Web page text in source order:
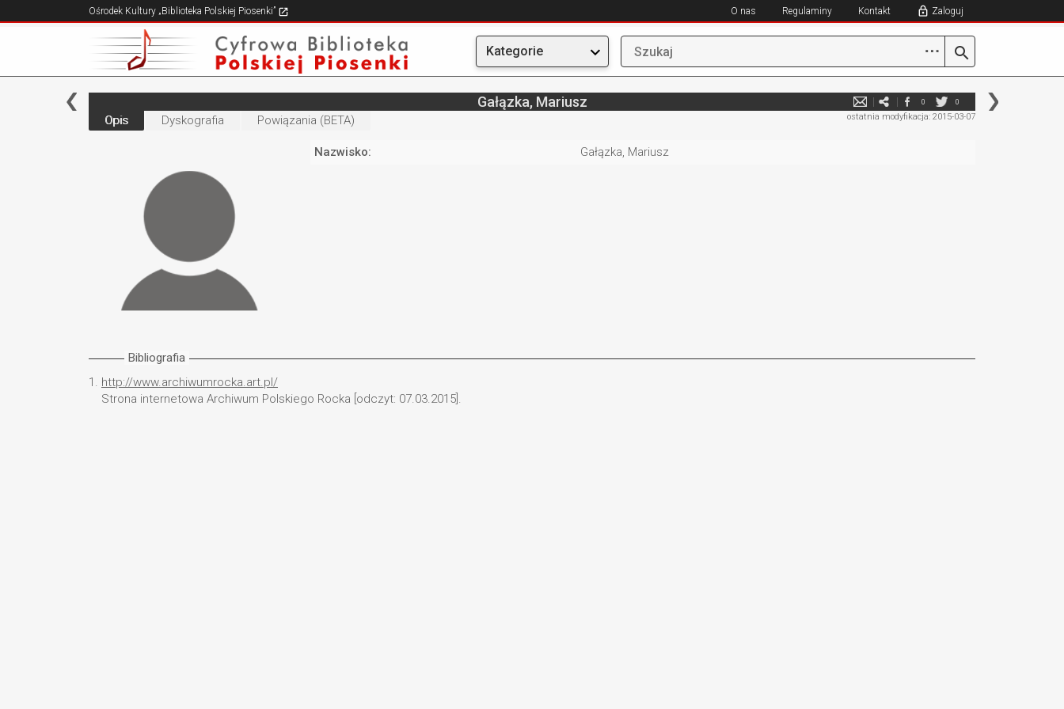
Ośrodek Kultury „Biblioteka Polskiej Piosenki” O nas Regulaminy Kontakt Zaloguj
Kategorie ⋯
Gałązka, Mariusz 0 0
ostatnia modyfikacja: 2015-03-07
Opis Dyskografia Powiązania (BETA)
Nazwisko: Gałązka, Mariusz
Bibliografia
1. http://www.archiwumrocka.art.pl/
Strona internetowa Archiwum Polskiego Rocka [odczyt: 07.03.2015].